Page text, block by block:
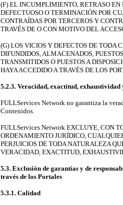
(F) EL INCUMPLIMIENTO, RETRASO
DEFECTUOSO O TERMINACIÓN POR
CONTRAÍDAS POR TERCEROS Y
TRAVÉS DE O CON MOTIVO DEL
(G) LOS VICIOS Y DEFECTOS DE TODA
DIFUNDIDOS, ALMACENADOS,
TRANSMITIDOS O PUESTOS A
HAYA ACCEDIDO A TRAVÉS DE LOS
5.2.3. Veracidad, exactitud, exhaustividad
FULLServices Network no garantiza la
Contenidos.
FULLServices Network EXCLUYE, CON
ORDENAMIENTO JURÍDICO,
PERJUICIOS DE TODA NATURALEZA
VERACIDAD, EXACTITUD,
5.3. Exclusión de garantías y de
través de los Portales
5.3.1. Calidad